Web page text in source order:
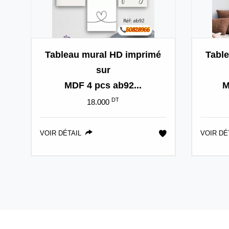
Tableau mural HD imprimé
sur
MDF 4 pcs ab92...
18.000 DT
VOIR DÉTAIL VOIR